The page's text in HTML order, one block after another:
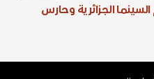
الجزائرية وحارس